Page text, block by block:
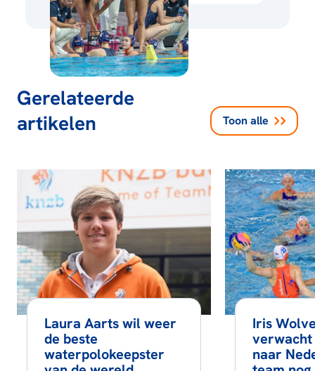
Gerelateerde
artikelen
Toon alle
Laura Aarts wil weer
de beste
waterpolokeepster
Iris
naar